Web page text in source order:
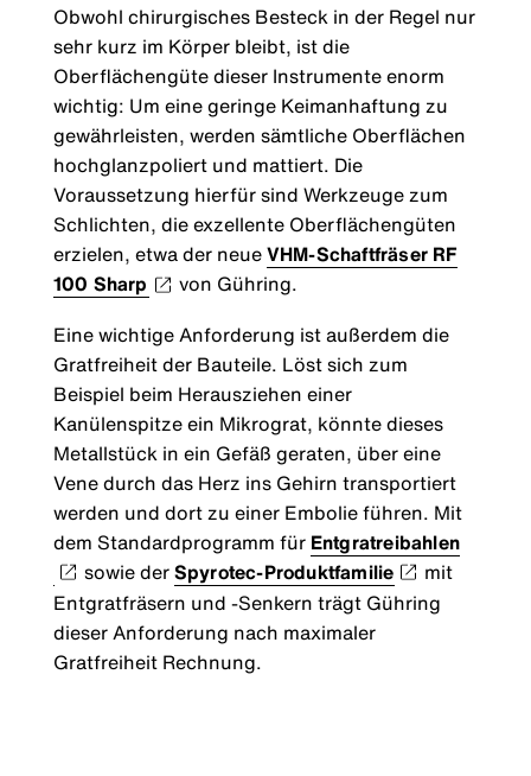
Obwohl chirurgisches Besteck in der Regel nur
sehr kurz im Körper bleibt, ist die
Oberflächengüte dieser Instrumente enorm
wichtig: Um eine geringe Keimanhaftung zu
gewährleisten, werden sämtliche Oberflächen
hochglanzpoliert und mattiert. Die
Voraussetzung hierfür sind Werkzeuge zum
Schlichten, die exzellente Oberflächengüten
erzielen, etwa der neueVHM-Schaftfräser RF
100 Sharp
von Gühring.
Eine wichtige Anforderung ist außerdem die
Gratfreiheit der Bauteile. Löst sich zum
Beispiel beim Herausziehen einer
Kanülenspitze ein Mikrograt, könnte dieses
Metallstück in ein Gefäß geraten, über eine
Vene durch das Herz ins Gehirn transportiert
werden und dort zu einer Embolie führen. Mit
dem Standardprogramm für Entgratreibahlen
sowie derSpyrotec-Produktfamilie
mit
Entgratfräsern und -Senkern trägt Gühring
dieser Anforderung nach maximaler
Gratfreiheit Rechnung.